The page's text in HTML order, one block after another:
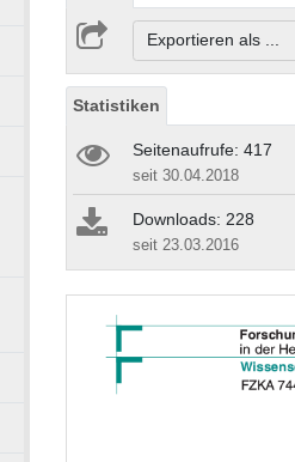
Exportieren als ...
Statistiken
Seitenaufrufe: 417
seit 30.04.2018
Downloads: 228
seit 23.03.2016